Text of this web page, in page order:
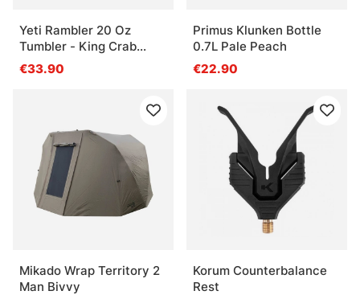
Yeti Rambler 20 Oz
Tumbler - King Crab
Orange
€33.90
Primus Klunken Bottle
0.7L Pale Peach
€22.90
Mikado Wrap Territory 2
Man Bivvy
Korum Counterbalance
Rest